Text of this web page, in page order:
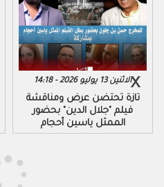
الاثنين 13 يوليو 2026 - 14:18
تازة تحتضن عرض ومناقشة
فيلم "جلال الدين" بحضور
الممثل ياسين أحجام